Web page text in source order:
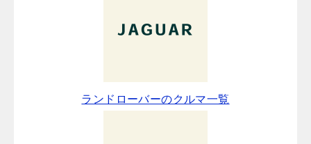
ランドローバーのクルマ一覧